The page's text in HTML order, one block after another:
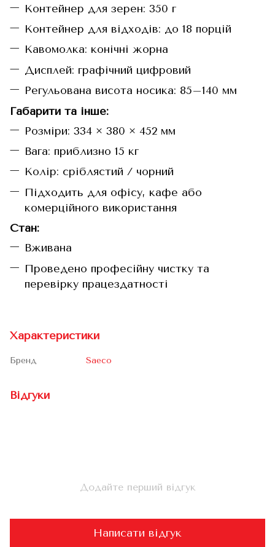
Контейнер для зерен: 350 г
Контейнер для відходів: до 18 порцій
Кавомолка: конічні жорна
Дисплей: графічний цифровий
Регульована висота носика: 85–140 мм
Габарити та інше:
Розміри: 334 × 380 × 452 мм
Вага: приблизно 15 кг
Колір: сріблястий / чорний
Підходить для офісу, кафе або
комерційного використання
Стан:
Вживана
Проведено професійну чистку та
перевірку працездатності
Характеристики
Бренд Saeco
Відгуки
Додайте перший відгук
Написати відгук